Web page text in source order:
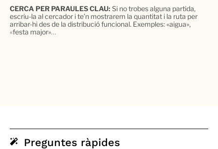
CERCA PER PARAULES CLAU: Si no trobes alguna partida,
escriu-la al cercador i te’n mostrarem la quantitat i la ruta per
arribar-hi des de la distribució funcional. Exemples: «aigua»,
«festa major»…
Preguntes ràpides